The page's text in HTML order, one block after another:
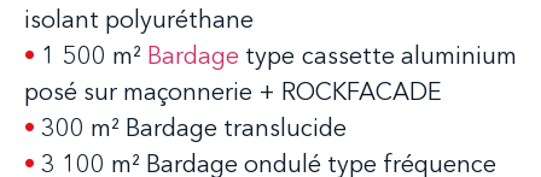
isolant polyuréthane
• 1 500 m² Bardage type cassette aluminium
posé sur maçonnerie + ROCKFACADE
• 300 m² Bardage translucide
• 3 100 m² Bardage ondulé type fréquence